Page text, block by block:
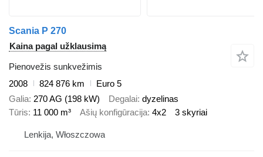
Scania P 270
Kaina pagal užklausimą
Pienovežis sunkvežimis
2008
824 876 km
Euro 5
Galia 270 AG (198 kW) Degalai dyzelinas
Tūris 11 000 m³ Ašių konfigūracija 4x2 3 skyriai
Lenkija, Włoszczowa